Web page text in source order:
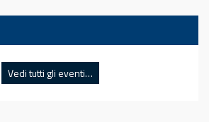
Vedi tutti gli eventi…